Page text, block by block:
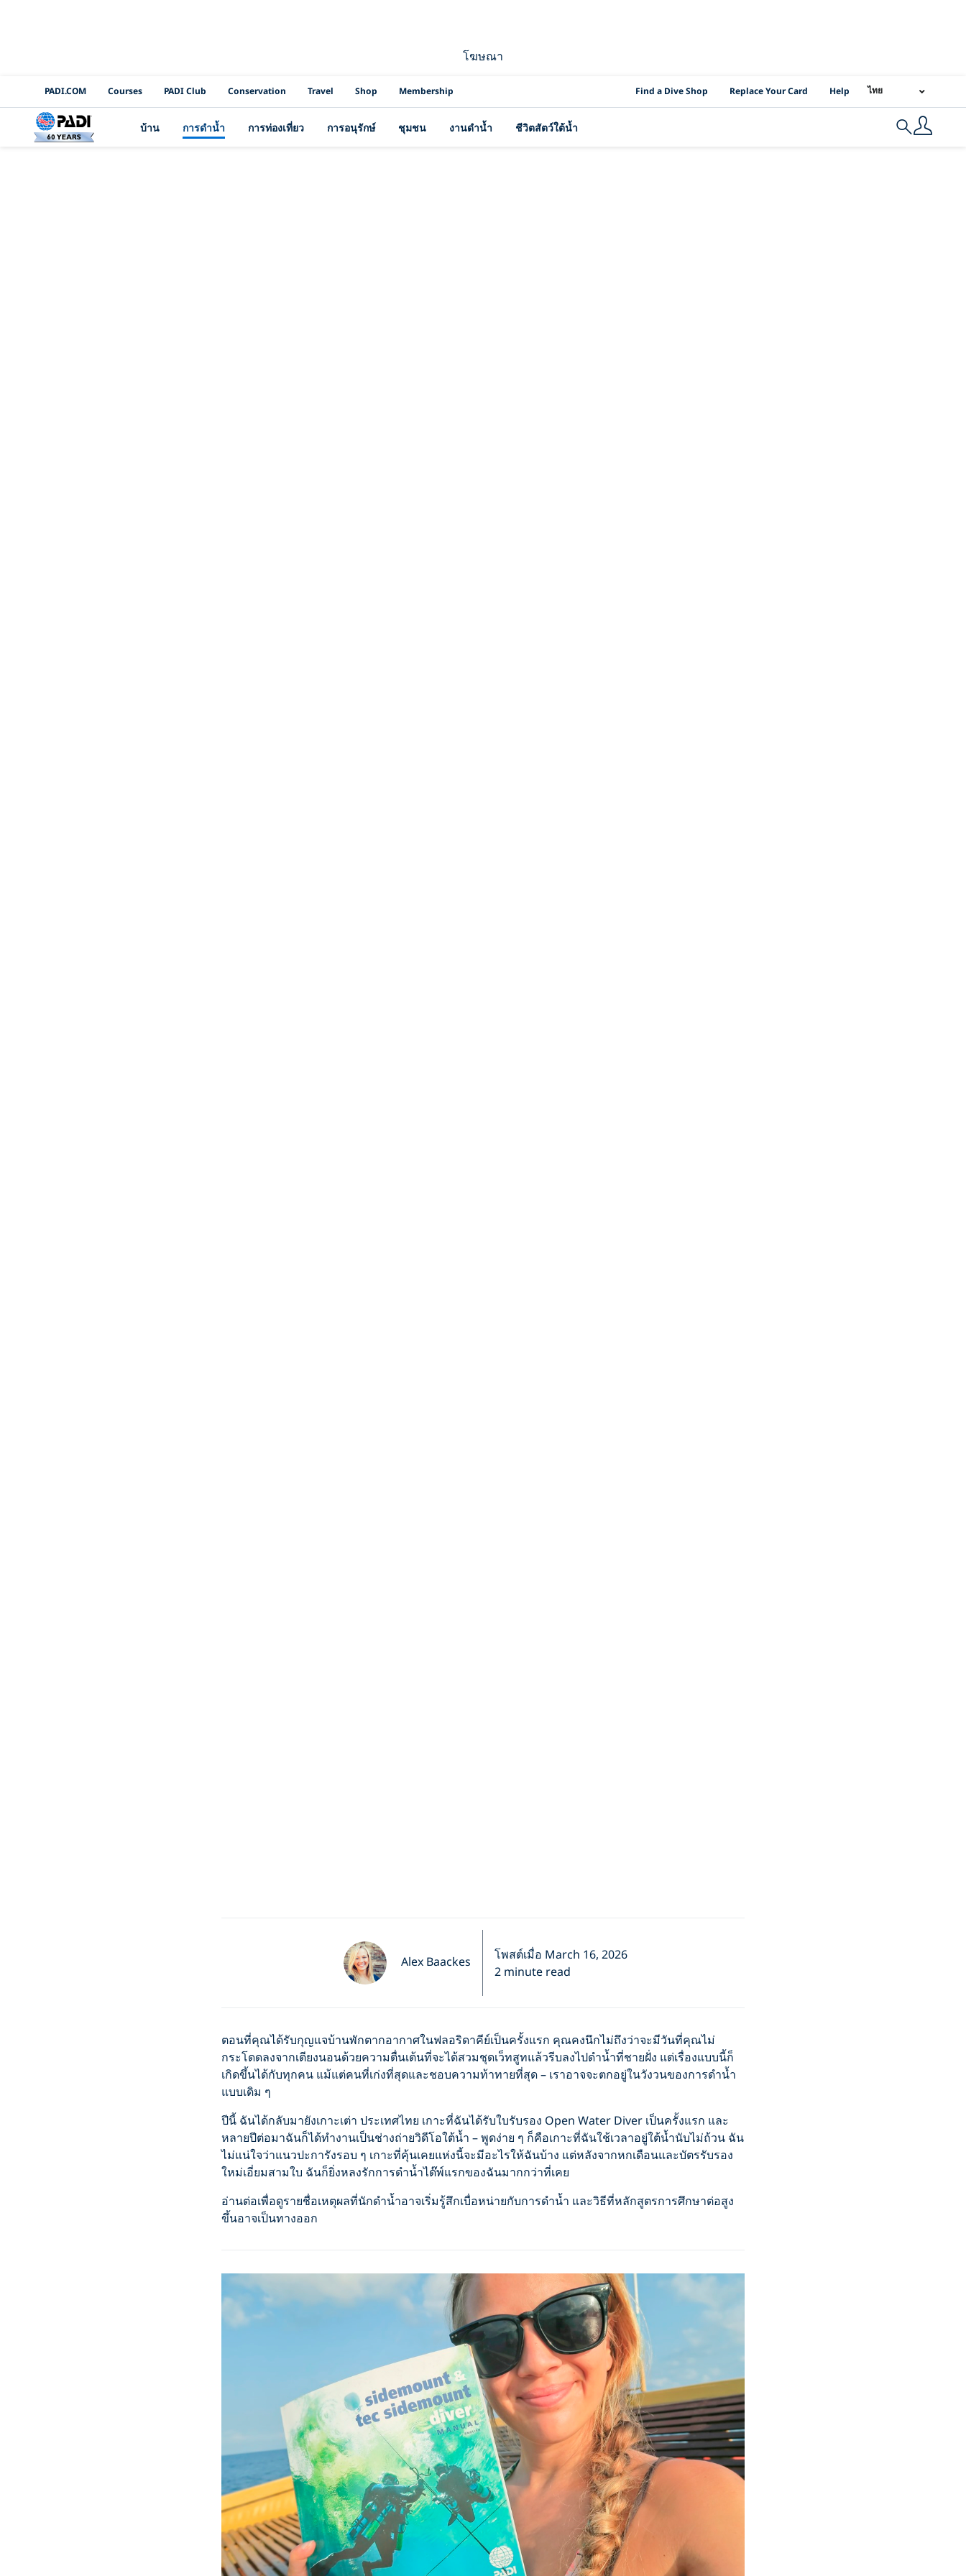
โฆษณา
PADI Channels
PADI.COM Courses PADI Club Conservation Travel Shop Membership PADI Location Links
Find a Dive Shop Replace Your Card Help ไทย
บ้าน การดำน้ำ การท่องเที่ยว การอนุรักษ์ ชุมชน งานดำน้ำ ชีวิตสัตว์ใต้น้ำ Search
Alex Baackes
โพสต์เมื่อ March 16, 2026
2 minute read
ตอนที่คุณได้รับกุญแจบ้านพักตากอากาศในฟลอริดาคีย์เป็นครั้งแรก คุณคงนึกไม่ถึงว่าจะมีวันที่คุณไม่
กระโดดลงจากเตียงนอนด้วยความตื่นเต้นที่จะได้สวมชุดเว็ทสูทแล้วรีบลงไปดำน้ำที่ชายฝั่ง แต่เรื่องแบบนี้ก็
เกิดขึ้นได้กับทุกคน แม้แต่คนที่เก่งที่สุดและชอบความท้าทายที่สุด – เราอาจจะตกอยู่ในวังวนของการดำน้ำ
แบบเดิม ๆ
ปีนี้ ฉันได้กลับมายังเกาะเต่า ประเทศไทย เกาะที่ฉันได้รับใบรับรอง Open Water Diver เป็นครั้งแรก และ
หลายปีต่อมาฉันก็ได้ทำงานเป็นช่างถ่ายวิดีโอใต้น้ำ – พูดง่าย ๆ ก็คือเกาะที่ฉันใช้เวลาอยู่ใต้น้ำนับไม่ถ้วน ฉัน
ไม่แน่ใจว่าแนวปะการังรอบ ๆ เกาะที่คุ้นเคยแห่งนี้จะมีอะไรให้ฉันบ้าง แต่หลังจากหกเดือนและบัตรรับรอง
ใหม่เอี่ยมสามใบ ฉันก็ยิ่งหลงรักการดำน้ำได๊พ์แรกของฉันมากกว่าที่เคย
อ่านต่อเพื่อดูรายชื่อเหตุผลที่นักดำน้ำอาจเริ่มรู้สึกเบื่อหน่ายกับการดำน้ำ และวิธีที่หลักสูตรการศึกษาต่อสูง
ขึ้นอาจเป็นทางออก